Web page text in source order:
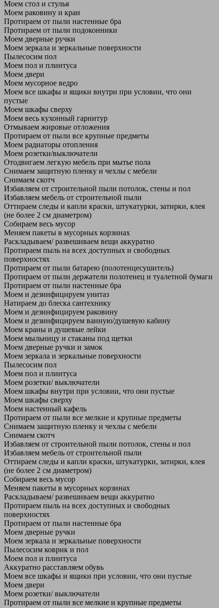
Моем стол и стулья
Моем раковину и кран
Протираем от пыли настенные бра
Протираем от пыли подоконники
Моем дверные ручки
Моем зеркала и зеркальные поверхности
Пылесосим пол
Моем пол и плинтуса
Моем двери
Моем мусорное ведро
Моем все шкафы и ящики внутри при условии, что они
пустые
Моем шкафы сверху
Моем весь кухонный гарнитур
Отмываем жировые отложения
Протираем от пыли все крупные предметы
Моем радиаторы отопления
Моем розетки/выключатели
Отодвигаем легкую мебель при мытье пола
Снимаем защитную пленку и чехлы с мебели
Снимаем скотч
Избавляем от строительной пыли потолок, стены и пол
Избавляем мебель от строительной пыли
Оттираем следы и капли краски, штукатурки, затирки, клея
(не более 2 см диаметром)
Собираем весь мусор
Меняем пакеты в мусорных корзинах
Раскладываем/ развешиваем вещи аккуратно
Протираем пыль на всех доступных и свободных
поверхностях
Протираем от пыли батарею (полотенцесушитель)
Протираем от пыли держатели полотенец и туалетной бумаги
Протираем от пыли настенные бра
Моем и дезинфицируем унитаз
Натираем до блеска сантехнику
Моем и дезинфицируем раковину
Моем и дезинфицируем ванную/душевую кабину
Моем краны и душевые лейки
Моем мыльницу и стаканы под щетки
Моем дверные ручки и замок
Моем зеркала и зеркальные поверхности
Пылесосим пол
Моем пол и плинтуса
Моем розетки/ выключатели
Моем шкафы внутри при условии, что они пустые
Моем шкафы сверху
Моем настенный кафель
Протираем от пыли все мелкие и крупные предметы
Снимаем защитную пленку и чехлы с мебели
Снимаем скотч
Избавляем от строительной пыли потолок, стены и пол
Избавляем мебель от строительной пыли
Оттираем следы и капли краски, штукатурки, затирки, клея
(не более 2 см диаметром)
Собираем весь мусор
Меняем пакеты в мусорных корзинах
Раскладываем/ развешиваем вещи аккуратно
Протираем пыль на всех доступных и свободных
поверхностях
Протираем от пыли настенные бра
Моем дверные ручки
Моем зеркала и зеркальные поверхности
Пылесосим коврик и пол
Моем пол и плинтуса
Аккуратно расставляем обувь
Моем все шкафы и ящики при условии, что они пустые
Моем двери
Моем розетки/ выключатели
Протираем от пыли все мелкие и крупные предметы